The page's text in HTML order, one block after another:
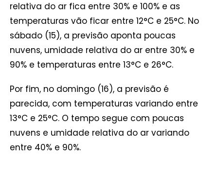
relativa do ar fica entre 30% e 100% e as
temperaturas vão ficar entre 12°C e 25°C. No
sábado (15), a previsão aponta poucas
nuvens, umidade relativa do ar entre 30% e
90% e temperaturas entre 13°C e 26°C.
Por fim, no domingo (16), a previsão é
parecida, com temperaturas variando entre
13°C e 25°C. O tempo segue com poucas
nuvens e umidade relativa do ar variando
entre 40% e 90%.